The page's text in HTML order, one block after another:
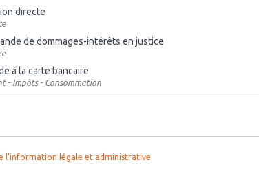
directe
de dommages-intérêts en justice
à la carte bancaire
- Impôts - Consommation
l'information légale et administrative